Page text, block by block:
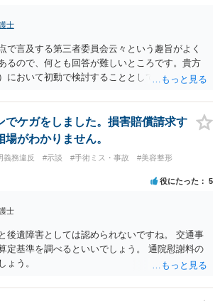
士
で言及する第三者委員会云々という趣旨がよく
るので、何とも回答が難しいところです。貴方
において初動で検討することとしては、クリニ
えられるかと思います。それらを踏まえてクリ
できそうであれば、クリニックに対して具体的
いくことになります。
でケガをしました。損害賠償請求す
場がわかりません。
義務違反 #示談 #手術ミス・事故
#美容整形
役にたった 5
士
後遺障害としては認められないですね。 交通事
定基準を調べるといいでしょう。 通院慰謝料の
ょう。